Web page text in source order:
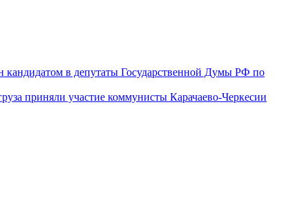
кандидатом в депутаты Государственной Думы РФ по
приняли участие коммунисты Карачаево-Черкесии